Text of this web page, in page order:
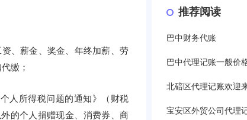
、薪金、奖金、年终加薪、劳
缴；
人所得税问题的通知》（财税
的个人捐赠现金、消费券、商
推荐阅读
巴中财务代账
巴中代理记账一般价
北碚区代理记账欢迎
宝安区外贸公司代理